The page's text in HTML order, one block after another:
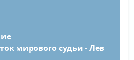
мирового судьи - Лев